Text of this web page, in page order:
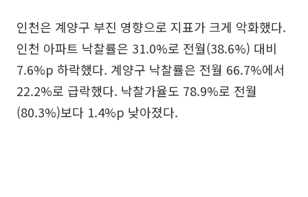
인천은 계양구 부진 영향으로 지표가 크게 악화했다.
인천 아파트 낙찰률은 31.0%로 전월(38.6%) 대비
7.6%p 하락했다. 계양구 낙찰률은 전월 66.7%에서
22.2%로 급락했다. 낙찰가율도 78.9%로 전월
(80.3%)보다 1.4%p 낮아졌다.